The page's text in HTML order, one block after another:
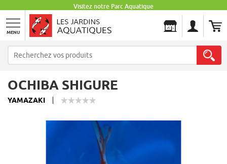
Visitez notre Parc Aquatique
MENU
OCHIBA SHIGURE
YAMAZAKI